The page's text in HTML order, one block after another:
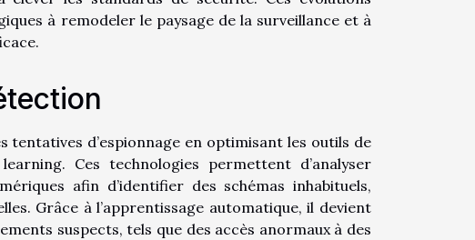
à remodeler le paysage de la surveillance et à
d’espionnage en optimisant les outils de
Ces technologies permettent d’analyser
afin d’identifier des schémas inhabituels,
Grâce à l’apprentissage automatique, il devient
suspects, tels que des accès anormaux à des